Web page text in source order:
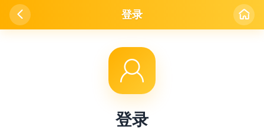
 登录 

登录